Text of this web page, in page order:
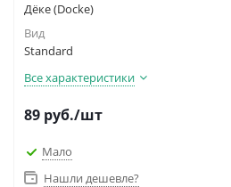
Дёке (Docke)
Вид
Standard
Все характеристики
89 руб./шт
Мало
Нашли дешевле?